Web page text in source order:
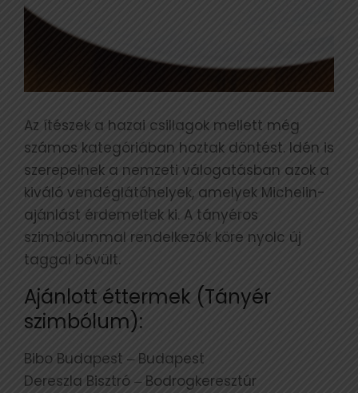
Az ítészek a hazai csillagok mellett még
számos kategóriában hoztak döntést. Idén is
szerepelnek a nemzeti válogatásban azok a
kiváló vendéglátóhelyek, amelyek Michelin-
ajánlást érdemeltek ki. A tányéros
szimbólummal rendelkezők köre nyolc új
taggal bővült.
Ajánlott éttermek (Tányér
szimbólum):
Bibo Budapest ‒ Budapest
Dereszla Bisztró ‒ Bodrogkeresztúr